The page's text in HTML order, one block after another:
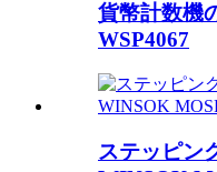
貨幣計数機
WSP4067
ステッピン